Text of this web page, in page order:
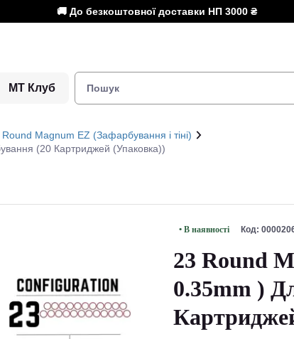
🚚 До безкоштовної доставки НП 3000 ₴
МТ Клуб
Round Magnum EZ (Зафарбування і тіні)
(20 Картриджей (Упаковка))
• В наявності Код:
23 Round
0.35mm )